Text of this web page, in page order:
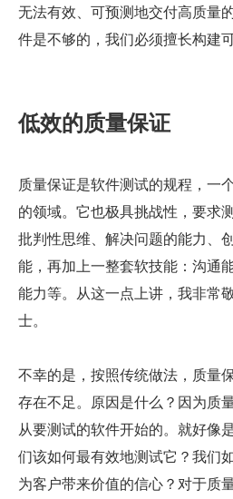
无法有效、可预测地交付高质量
件是不够的，我们必须擅长构建
低效的质量保证
质量保证是软件测试的规程，一
的领域。它也极具挑战性，要求
批判性思维、解决问题的能力、
能，再加上一整套软技能：沟通
能力等。从这一点上讲，我非常
士。
不幸的是，按照传统做法，质量
存在不足。原因是什么？因为质
从要测试的软件开始的。就好像
们该如何最有效地测试它？我们
为客户带来价值的信心？对于质